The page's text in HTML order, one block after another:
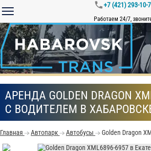
+7 (421) 293-10-
Работаем 24/7,
АРЕНДА GOLDEN DRAGON
С ВОДИТЕЛЕМ В
Главная Автопарк Автобусы Golden Dragon